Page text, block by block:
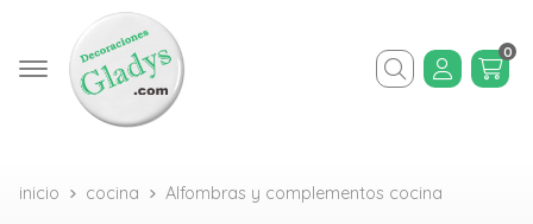
Buscar
0
inicio cocina Alfombras y complementos cocina